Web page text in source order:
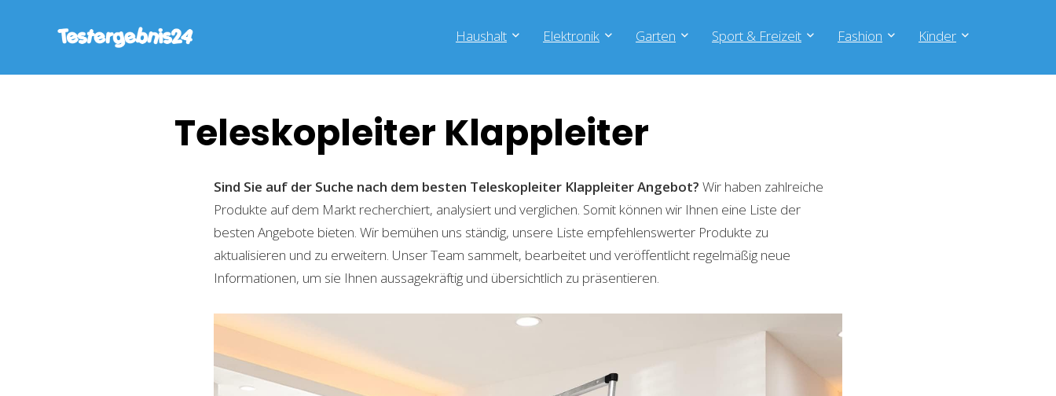
Haushalt Elektronik Garten Sport & Freizeit Fashion Kinder
Teleskopleiter Klappleiter
Sind Sie auf der Suche nach dem besten Teleskopleiter KlappleiterAngebot? Wir haben zahlreiche
Produkte auf dem Markt recherchiert, analysiert und verglichen. Somit können wir Ihnen eine Liste der
besten Angebote bieten. Wir bemühen uns ständig, unsere Liste empfehlenswerter Produkte zu
aktualisieren und zu erweitern. Unser Team sammelt, bearbeitet und veröffentlicht regelmäßig neue
Informationen, um sie Ihnen aussagekräftig und übersichtlich zu präsentieren.